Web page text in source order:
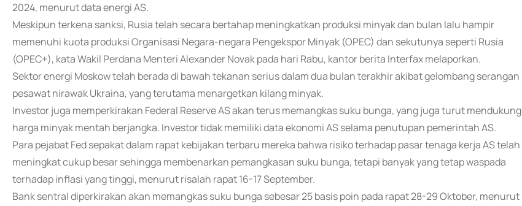
2024, menurut data energi AS.
Meskipun terkena sanksi, Rusia telah secara bertahap meningkatkan produksi minyak dan bulan lalu hampir
memenuhi kuota produksi Organisasi Negara-negara Pengekspor Minyak (OPEC) dan sekutunya seperti Rusia
(OPEC+), kata Wakil Perdana Menteri Alexander Novak pada hari Rabu, kantor berita Interfax melaporkan.
Sektor energi Moskow telah berada di bawah tekanan serius dalam dua bulan terakhir akibat gelombang serangan
pesawat nirawak Ukraina, yang terutama menargetkan kilang minyak.
Investor juga memperkirakan Federal Reserve AS akan terus memangkas suku bunga, yang juga turut mendukung
harga minyak mentah berjangka. Investor tidak memiliki data ekonomi AS selama penutupan pemerintah AS.
Para pejabat Fed sepakat dalam rapat kebijakan terbaru mereka bahwa risiko terhadap pasar tenaga kerja AS telah
meningkat cukup besar sehingga membenarkan pemangkasan suku bunga, tetapi banyak yang tetap waspada
terhadap inflasi yang tinggi, menurut risalah rapat 16-17 September.
Bank sentral diperkirakan akan memangkas suku bunga sebesar 25 basis poin pada rapat 28-29 Oktober, menurut